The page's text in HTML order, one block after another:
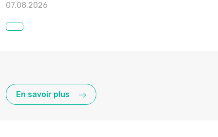
07.08.2026
En savoir plus